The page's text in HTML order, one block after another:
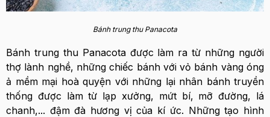
Bánh trung thu Panacota
Bánh trung thu Panacota được làm ra từ những người
thợ lành nghề, những chiếc bánh với vỏ bánh vàng óng
ả mềm mại hoà quyện với những lại nhân bánh truyền
thống được làm từ lạp xưởng, mứt bí, mỡ đường, lá
chanh,... đậm đà hương vị của kí ức. Những tạo hình